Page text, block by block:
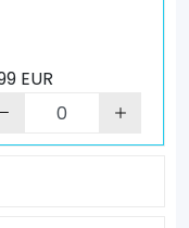
EUR